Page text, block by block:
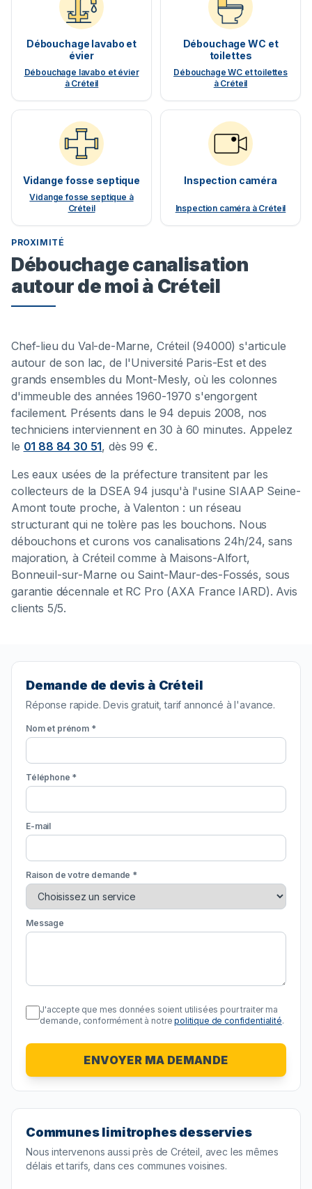
Débouchage lavabo et
évier
Débouchage lavabo et évier
à Créteil
Débouchage WC et
toilettes
Débouchage WC et toilettes
à Créteil
Vidange fosse septique
Vidange fosse septique à
Créteil
Inspection caméra
Inspection caméra à Créteil
PROXIMITÉ
Débouchage canalisation
autour de moi à Créteil
Chef-lieu du Val-de-Marne, Créteil (94000) s'articule
autour de son lac, de l'Université Paris-Est et des
grands ensembles du Mont-Mesly, où les colonnes
d'immeuble des années 1960-1970 s'engorgent
facilement. Présents dans le 94 depuis 2008, nos
techniciens interviennent en 30 à 60 minutes. Appelez
le 01 88 84 30 51, dès 99 €.
Les eaux usées de la préfecture transitent par les
collecteurs de la DSEA 94 jusqu'à l'usine SIAAP Seine-
Amont toute proche, à Valenton : un réseau
structurant qui ne tolère pas les bouchons. Nous
débouchons et curons vos canalisations 24h/24, sans
majoration, à Créteil comme à Maisons-Alfort,
Bonneuil-sur-Marne ou Saint-Maur-des-Fossés, sous
garantie décennale et RC Pro (AXA France IARD). Avis
clients 5/5.
Demande de devis à Créteil
Réponse rapide. Devis gratuit, tarif annoncé à l'avance.
Nom et prénom *
Téléphone *
E-mail
Raison de votre demande *
Message
J'accepte que mes données soient utilisées pour traiter ma
demande, conformément à notre politique de confidentialité.
ENVOYER MA DEMANDE
Communes limitrophes desservies
Nous intervenons aussi près deCréteil , avec les mêmes
délais et tarifs, dans ces communes voisines.